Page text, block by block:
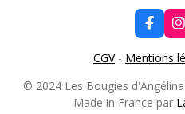
F
a
c
e
o
o
I
n
s
t
g
r
CGV- Mentions
© 2024 Les Bougies
Made in France par